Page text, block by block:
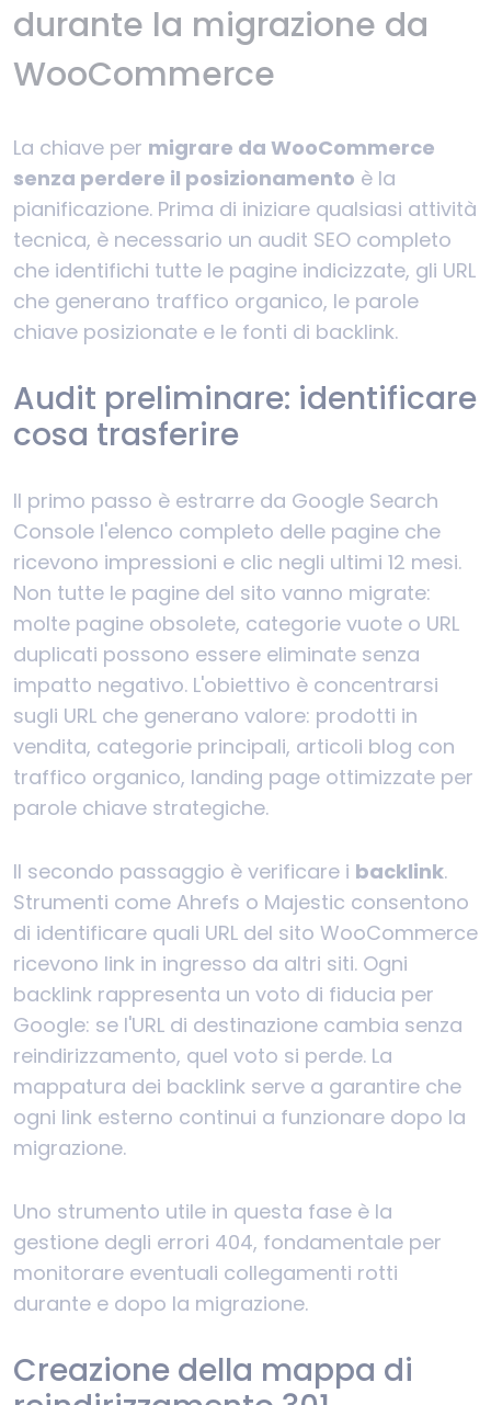
durante la migrazione da
WooCommerce
La chiave per migrare da WooCommerce
senza perdere il posizionamento è la
pianificazione. Prima di iniziare qualsiasi attività
tecnica, è necessario un audit SEO completo
che identifichi tutte le pagine indicizzate, gli URL
che generano traffico organico, le parole
chiave posizionate e le fonti di backlink.
Audit preliminare: identificare
cosa trasferire
Il primo passo è estrarre da Google Search
Console l'elenco completo delle pagine che
ricevono impressioni e clic negli ultimi 12 mesi.
Non tutte le pagine del sito vanno migrate:
molte pagine obsolete, categorie vuote o URL
duplicati possono essere eliminate senza
impatto negativo. L'obiettivo è concentrarsi
sugli URL che generano valore: prodotti in
vendita, categorie principali, articoli blog con
traffico organico, landing page ottimizzate per
parole chiave strategiche.
Il secondo passaggio è verificare i backlink.
Strumenti come Ahrefs o Majestic consentono
di identificare quali URL del sito WooCommerce
ricevono link in ingresso da altri siti. Ogni
backlink rappresenta un voto di fiducia per
Google: se l'URL di destinazione cambia senza
reindirizzamento, quel voto si perde. La
mappatura dei backlink serve a garantire che
ogni link esterno continui a funzionare dopo la
migrazione.
Uno strumento utile in questa fase è la
gestione degli errori 404, fondamentale per
monitorare eventuali collegamenti rotti
durante e dopo la migrazione.
Creazione della mappa di